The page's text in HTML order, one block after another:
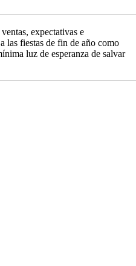
expectativas e
las fiestas de fin de año como
luz de esperanza de salvar